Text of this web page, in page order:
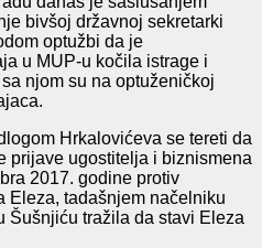
bivšoj državnoj sekretarki
optužbi da je
u MUP-u kočila istrage i
njom su na optuženičkoj
Hrkalovićeva se tereti da
prijave ugostitelja i biznismena
2017. godine protiv
Eleza, tadašnjem načelniku
Šušnjiću tražila da stavi Eleza